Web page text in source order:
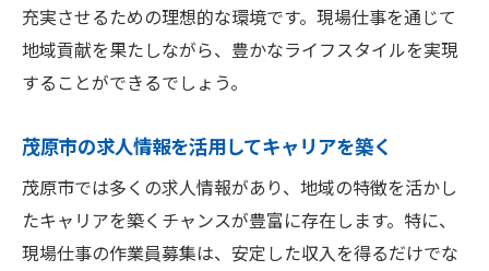
充実させるための理想的な環境です。現場仕事を通じて
地域貢献を果たしながら、豊かなライフスタイルを実現
することができるでしょう。
茂原市の求人情報を活用してキャリアを築く
茂原市では多くの求人情報があり、地域の特徴を活かし
たキャリアを築くチャンスが豊富に存在します。特に、
現場仕事の作業員募集は、安定した収入を得るだけでな